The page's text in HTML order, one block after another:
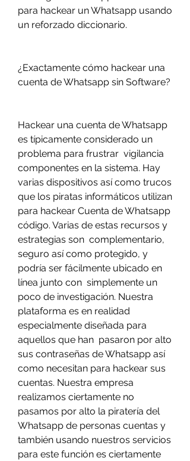
para hackear un Whatsapp usando
un reforzado diccionario.
¿Exactamente cómo hackear una
cuenta de Whatsapp sin Software?
Hackear una cuenta de Whatsapp
es típicamente considerado un
problema para frustrar  vigilancia
componentes en la sistema. Hay
varias dispositivos así como trucos
que los piratas informáticos utilizan
para hackear Cuenta de Whatsapp
código. Varias de estas recursos y
estrategias son  complementario,
seguro así como protegido, y
podría ser fácilmente ubicado en
línea junto con  simplemente un
poco de investigación. Nuestra
plataforma es en realidad
especialmente diseñada para
aquellos que han  pasaron por alto
sus contraseñas de Whatsapp así
como necesitan para hackear sus
cuentas. Nuestra empresa
realizamos ciertamente no
pasamos por alto la piratería del
Whatsapp de personas cuentas y
también usando nuestros servicios
para este función es ciertamente